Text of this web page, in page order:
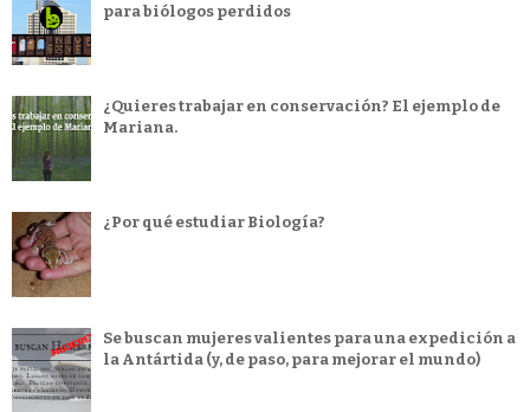
para biólogos perdidos
¿Quieres trabajar en conservación? El ejemplo de
Mariana.
¿Por qué estudiar Biología?
Se buscan mujeres valientes para una expedición a
la Antártida (y, de paso, para mejorar el mundo)